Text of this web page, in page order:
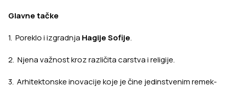
Glavne tačke
1. Poreklo i izgradnja Hagije Sofije.
2. Njena važnost kroz različita carstva i religije.
3. Arhitektonske inovacije koje je čine jedinstvenim remek-